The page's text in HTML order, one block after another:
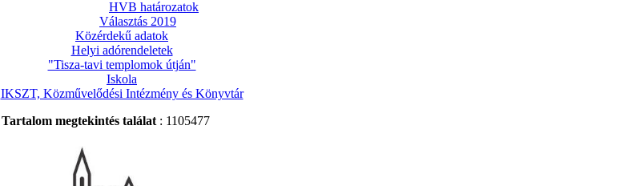
HVB határozatok
Választás 2019
Közérdekű adatok
Helyi adórendeletek
"Tisza-tavi templomok útján"
Iskola
IKSZT, Közművelődési Intézmény és Könyvtár
Tartalom megtekintés találat: 1105477